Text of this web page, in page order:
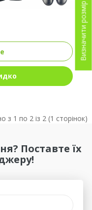
з 1 по 2 із 2 (1 сторінок)
Поставте їх
Визначити розмір